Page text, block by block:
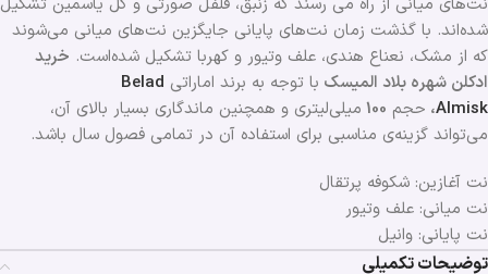
نت‌های میانی از راه می رسند که زنبق، فلفل صورتی و گل یاسمین تشکیل
شده‌اند. با گذشت زمان نت‌های پایانی جایگزین نت‌های میانی می‌شوند
که از مشک، نعناع هندی، علف وتیور و کهربا تشکیل شده‌است. خرید
ادکلن شهره بلاد المیسک با توجه به برند اماراتی Belad
Almisk، حجم 100 میلی‌لیتری و همچنین ماندگاری بسیار بالای آن،
می‌تواند گزینه‌ی مناسبی برای استفاده آن در تمامی فصول سال باشد.
نت آغازین: شکوفه پرتقال
نت میانی: علف وتیور
نت پایانی: وانیل
توضیحات تکمیلی